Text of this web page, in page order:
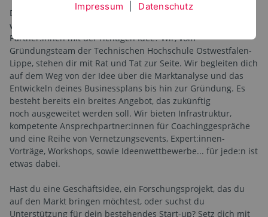
Du hast eine Idee und möchtest damit durchstarten? Du
willst ein Unternehmen gründen und suchst noch
Partner:innen mit der richtigen Idee? Wir, vom
Gründungsteam der Technischen Hochschule Ostwestfalen-
Lippe, stehen dir mit Rat und Tat zur Seite. Wir begleiten dich
auf dem Weg von der Idee über die Marktanalyse und das
Entwickeln deines Businessplans bis hin zur Gründung. Es
besteht bereits ein breites Angebot, das zukünftig
noch ausgeweitet werden soll. Wir bieten Infrastruktur,
kompetente Ansprechpartner:innen für Coachinggespräche
und eine Reihe von Vernetzungsevents, Expert:innen-
Vorträge, Workshops, sowie Ideenwettbewerbe... für jede:n ist
etwas dabei.
Hast du eine Geschäftsidee, ein Forschungsprojekt, das du
auf den Markt bringen möchtest, oder suchst du
Unterstützung für dein bestehendes Start-up? Setz dich mit
Impressum Datenschutz